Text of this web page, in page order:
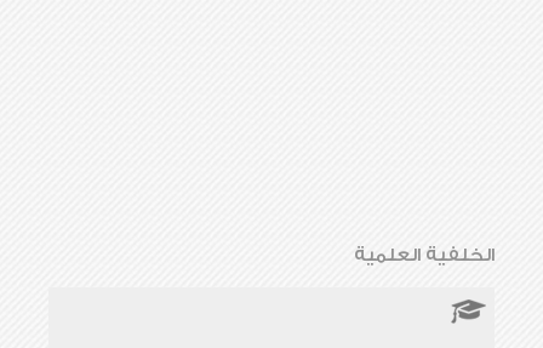
الخلفية العلمية